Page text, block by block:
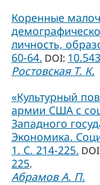
Коренные
личность,
60-64. DOI:
Ростовская Т. К.
«Культурный
армии США с
Западного
Экономика.
1. С. 214-225.
225.
Абрамов А. П.